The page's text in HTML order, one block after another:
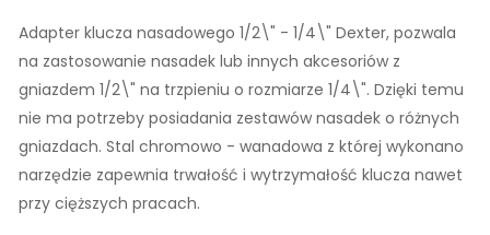
Adapter klucza nasadowego 1/2\" - 1/4\" Dexter, pozwala
na zastosowanie nasadek lub innych akcesoriów z
gniazdem 1/2\" na trzpieniu o rozmiarze 1/4\". Dzięki temu
nie ma potrzeby posiadania zestawów nasadek o różnych
gniazdach. Stal chromowo - wanadowa z której wykonano
narzędzie zapewnia trwałość i wytrzymałość klucza nawet
przy cięższych pracach.